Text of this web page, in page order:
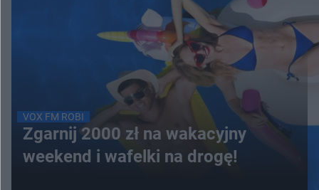
VOX FM ROBI
Zgarnij 2000 zł na wakacyjny
weekend i wafelki na drogę!